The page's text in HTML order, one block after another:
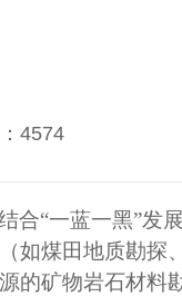
4574
合“一蓝一黑”发
如煤田地质勘探
的矿物岩石材料